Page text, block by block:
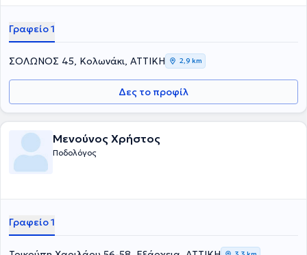
Γραφείο 1
ΣΟΛΩΝΟΣ 45, Κολωνάκι, ΑΤΤΙΚΗ 2,9 km
Δες το προφίλ
Μενούνος Χρήστος
Ποδολόγος
Γραφείο 1